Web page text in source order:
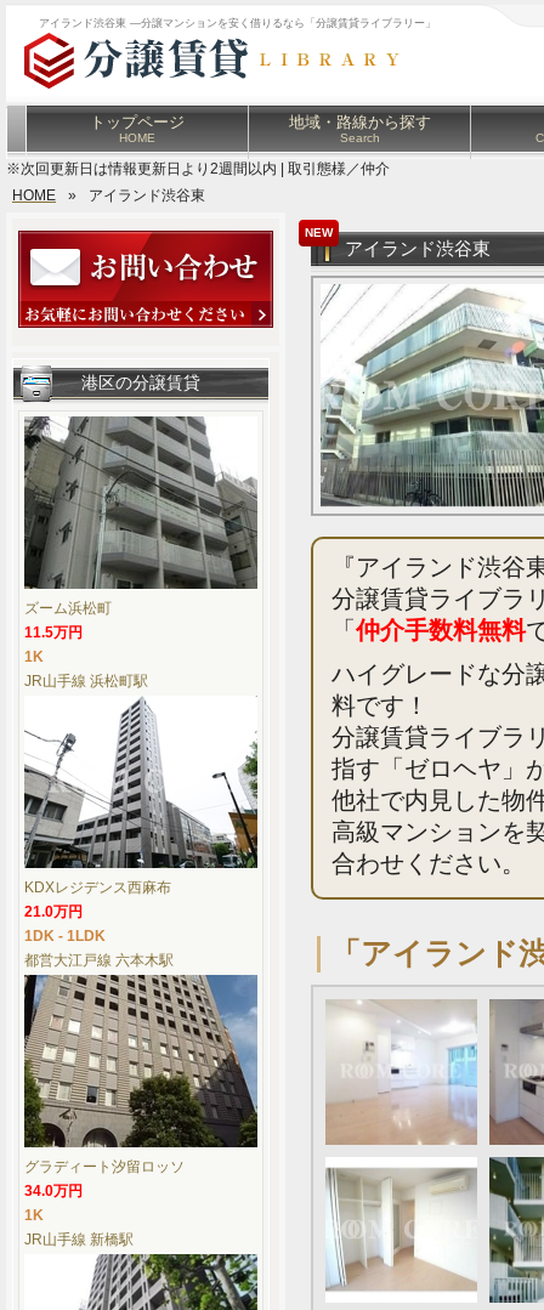
アイランド渋谷東 ―分譲マンションを安く借りるなら「分譲賃貸ライブラリー」
トップページ
HOME
地域・路線から探す
Search
※次回更新日は情報更新日より2週間以内 | 取引態様／仲介
HOME
» アイランド渋谷東
アイランド渋谷東
NEW
『アイランド渋谷
分譲賃貸ライブラ
「仲介手数料無料
ハイグレードな分
料です！
分譲賃貸ライブラ
指す「ゼロヘヤ」
他社で内見した物
高級マンションを
合わせください。
「アイランド
港区の分譲賃貸
ズーム浜松町
11.5万円
1K
JR山手線 浜松町駅
KDXレジデンス西麻布
21.0万円
1DK - 1LDK
都営大江戸線 六本木駅
グラディート汐留ロッソ
34.0万円
1K
JR山手線 新橋駅